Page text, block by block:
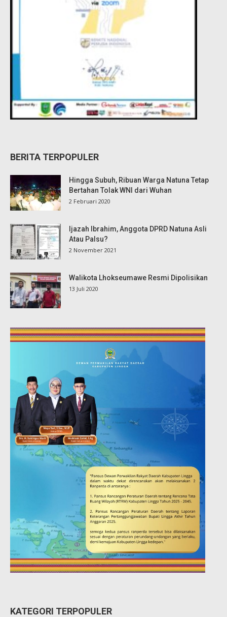
BERITA TERPOPULER
Hingga Subuh, Ribuan Warga Natuna Tetap
Bertahan Tolak WNI dari Wuhan
2 Februari 2020
Ijazah Ibrahim, Anggota DPRD Natuna Asli
Atau Palsu?
2 November 2021
Walikota Lhokseumawe Resmi Dipolisikan
13 Juli 2020
KATEGORI TERPOPULER